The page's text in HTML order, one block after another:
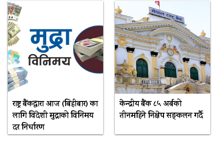
राष्ट्र बैंकद्धारा आज (बिहीबार) का
लागि विदेशी मुद्राको विनिमय
दर निर्धारण
केन्द्रीय बैंक ८५ अर्बको
तीनमहिने निक्षेप सङ्कलन गर्दै